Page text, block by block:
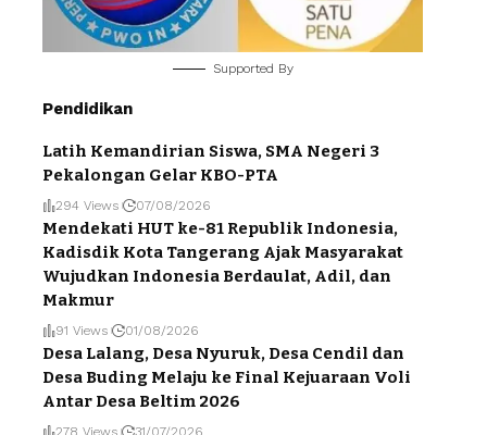
Supported By
Pendidikan
Latih Kemandirian Siswa, SMA Negeri 3
Pekalongan Gelar KBO-PTA
294 Views 07/08/2026
Mendekati HUT ke-81 Republik Indonesia,
Kadisdik Kota Tangerang Ajak Masyarakat
Wujudkan Indonesia Berdaulat, Adil, dan
Makmur
91 Views 01/08/2026
Desa Lalang, Desa Nyuruk, Desa Cendil dan
Desa Buding Melaju ke Final Kejuaraan Voli
Antar Desa Beltim 2026
278 Views 31/07/2026